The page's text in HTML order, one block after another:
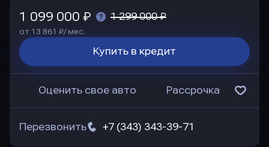
1 099 000 ₽ 1 299 000 ₽
от 13 861 ₽/ мес.
Купить в кредит
Оценить свое авто Рассрочка
+7 (343) 343-39-71
Перезвонить